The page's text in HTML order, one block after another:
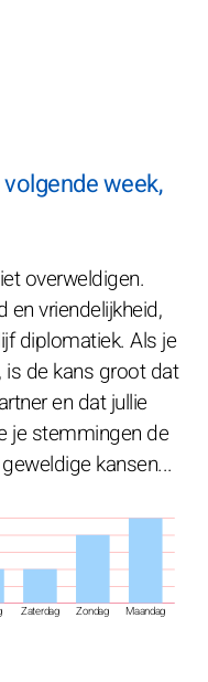
week,
Zaterdag Zondag Maandag
overweldigen.
en vriendelijkheid,
diplomatiek. Als je
de kans groot dat
en dat jullie
je stemmingen de
kansen...